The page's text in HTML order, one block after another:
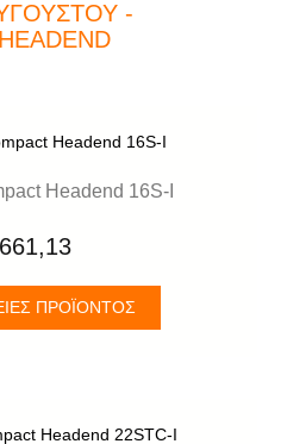
-
Headend 16S-I
ΠΡΟΪΌΝΤΟΣ